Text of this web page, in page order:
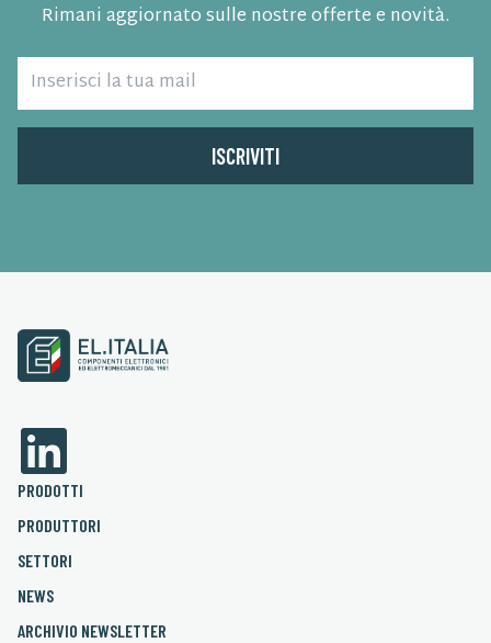
Rimani aggiornato sulle nostre offerte e novità.
PRODOTTI
PRODUTTORI
SETTORI
NEWS
ARCHIVIO NEWSLETTER